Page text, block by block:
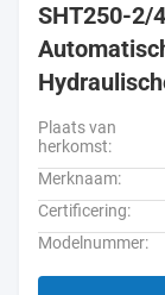
SHT250-2/
Plaats van
herkomst:
Merknaam:
Certificering:
Modelnummer: